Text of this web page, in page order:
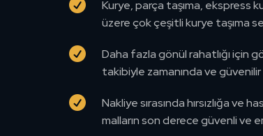

Kurye, parça taşıma, ekspress
üzere çok çeşitli kurye taşıma

Daha fazla gönül rahatlığı için
takibiyle zamanında ve

Nakliye sırasında hırsızlığa ve
malların son derece güvenli ve